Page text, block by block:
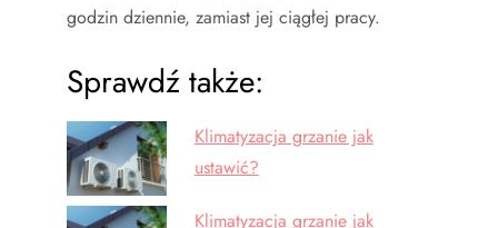
godzin dziennie, zamiast jej ciągłej pracy.
Sprawdź także:
Klimatyzacja grzanie jak
ustawić?
Klimatyzacja grzanie jak